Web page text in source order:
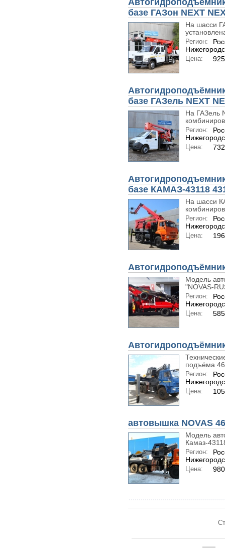
базе ГАЗон NEXT
На шасси
Регион:
Цена:
базе ГАЗель NEXT
На ГАЗель
Регион:
Цена:
базе КАМАЗ-43118
На шасси
Регион:
Цена:
Модель
"NOVAS-
Регион:
Цена:
подъёма
Регион:
Цена:
автовышка NOVAS
Модель
Камаз-
Регион:
Цена: